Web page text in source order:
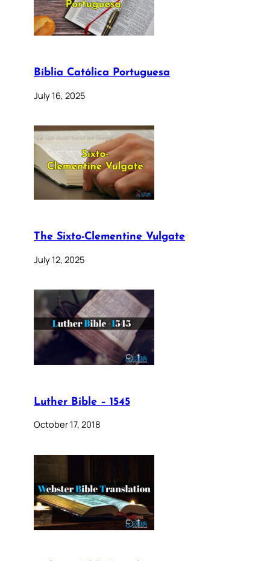
Bíblia Católica Portuguesa
July 16, 2025
The Sixto-Clementine Vulgate
July 12, 2025
Luther Bible – 1545
October 17, 2018